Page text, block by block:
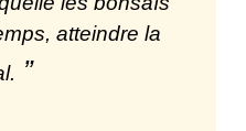
atteindre la